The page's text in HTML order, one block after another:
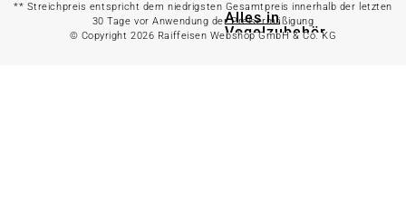
Alles in
Vogelzubehör
anzeigen
** Streichpreis entspricht dem niedrigsten Gesamtpreis innerhalb der letzten
30 Tage vor Anwendung der Preisermäßigung
© Copyright 2026 Raiffeisen Webshop GmbH & Co. KG